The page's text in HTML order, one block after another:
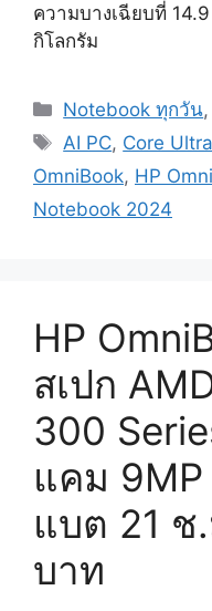
ความบางเฉียบที่
กิโลกรัม
Categories
Notebook ทุกวัน
Tags
AI PC, Core
OmniBook, HP
Notebook 2024
HP
สเปก
300
แคม 9MP
แบต 21 ช
บาท